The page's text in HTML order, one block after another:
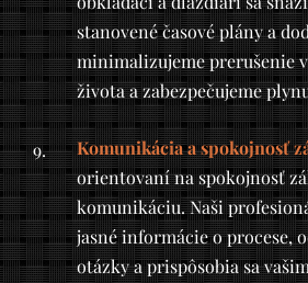
stanovené časové plány a
minimalizujeme prerušenie
života a zabezpečujeme
Komunikácia a spokojnosť
orientovaní na spokojnosť
komunikáciu. Naši
jasné informácie o procese,
otázky a prispôsobia sa